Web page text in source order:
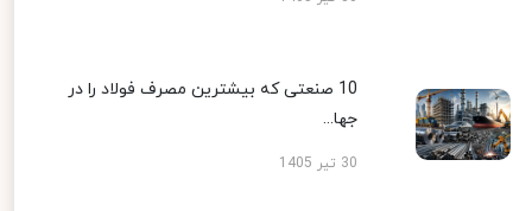
10 صنعتی که بیشترین مصرف فولاد را در
جها...
30 تیر 1405